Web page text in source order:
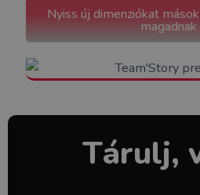
Nyiss új dimenziókat
magadnak
Tárulj,